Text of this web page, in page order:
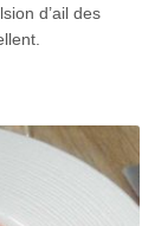
d’ail des